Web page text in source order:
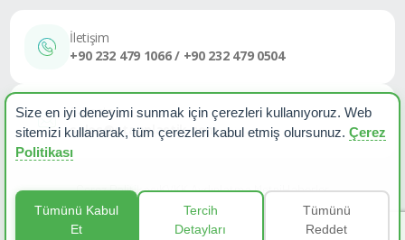
İletişim
+90 232 479 1066 / +90 232 479 0504
E-Posta
sales@etapplastik.com
Çerez PolitikasıKVKK Aydınlatma MetniHaberler
Size en iyi deneyimi sunmak için çerezleri kullanıyoruz. Web
sitemizi kullanarak, tüm çerezleri kabul etmiş olursunuz. Çerez
Politikası
Tümünü Kabul
Et
Tercih
Detayları
Tümünü
Reddet